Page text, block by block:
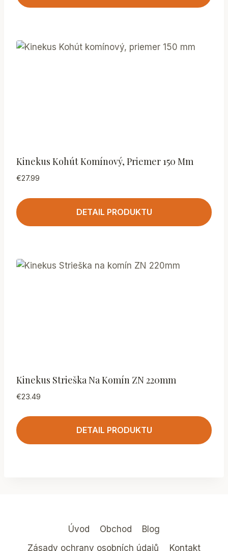
Kinekus Kohút Komínový, Priemer 150 Mm
€27.99
DETAIL PRODUKTU
Kinekus Strieška Na Komín ZN 220mm
€23.49
DETAIL PRODUKTU
Úvod Obchod
Blog
Zásady ochrany osobních údajů
Kontakt